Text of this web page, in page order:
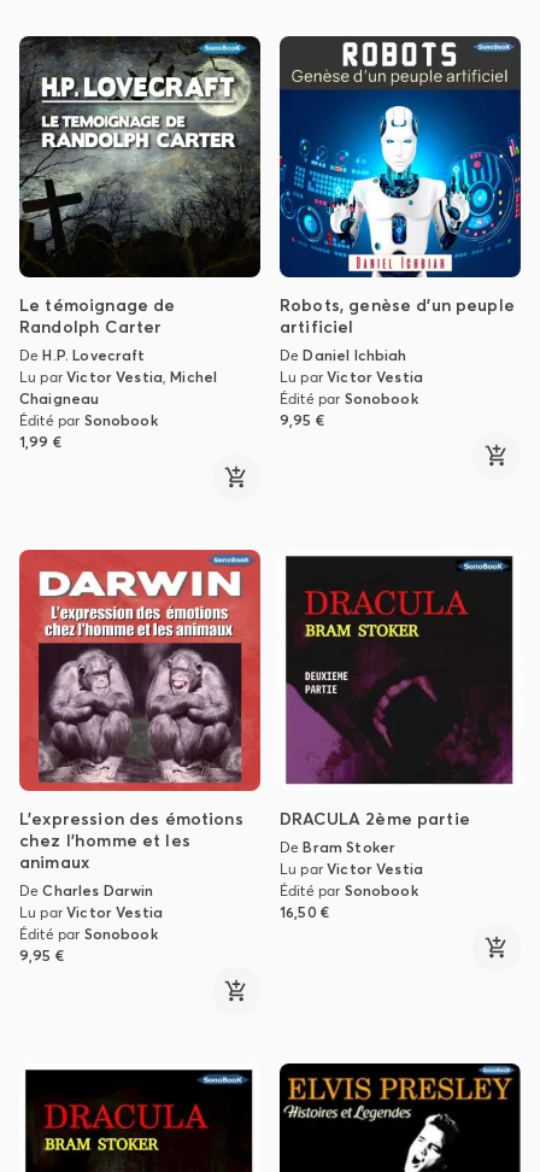
Le témoignage de
Randolph Carter
DeH.P. Lovecraft
Lu parVictor Vestia,Michel
Chaigneau
Édité par Sonobook
1,99 €
Robots, genèse d'un peuple
artificiel
DeDaniel Ichbiah
Lu parVictor Vestia
Édité par Sonobook
9,95 €
L’expression des émotions
chez l’homme et les
animaux
DeCharles Darwin
Lu parVictor Vestia
Édité par Sonobook
9,95 €
DRACULA 2ème partie
DeBram Stoker
Lu parVictor Vestia
Édité par Sonobook
16,50 €